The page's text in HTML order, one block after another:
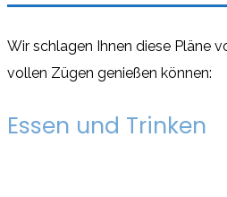
Wir schlagen Ihnen diese Pläne
vollen Zügen genießen können:
Essen und Trinken